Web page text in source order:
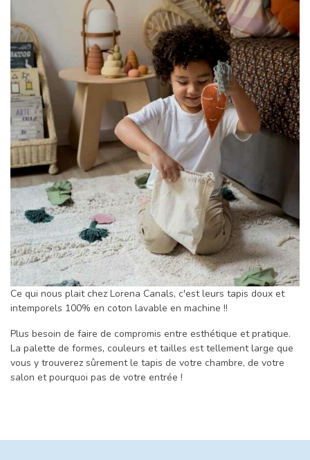
Ce qui nous plait chez Lorena Canals, c'est leurs tapis doux et
intemporels 100% en coton lavable en machine !!
Plus besoin de faire de compromis entre esthétique et pratique.
La palette de formes, couleurs et tailles est tellement large que
vous y trouverez sûrement le tapis de votre chambre, de votre
salon et pourquoi pas de votre entrée !